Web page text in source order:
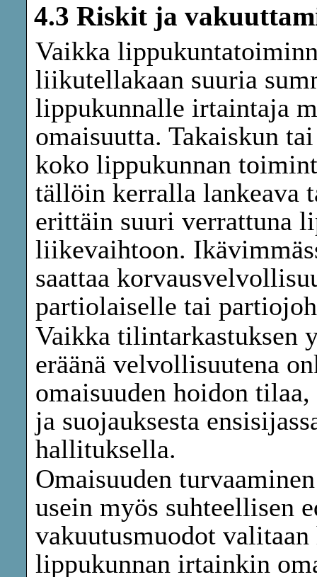
4.3 Riskit ja
Vaikka
liikutellakaan suuria
lippukunnalle irtaintaja
omaisuutta. Takaiskun
koko lippukunnan
tällöin kerralla lankeava
erittäin suuri verrattuna
liikevaihtoon.
saattaa
partiolaiselle tai
Vaikka tilintarkastuksen
eräänä velvollisuutena
omaisuuden hoidon
ja suojauksesta
hallituksella.
Omaisuuden
usein myös suhteellisen
vakuutusmuodot
lippukunnan irtainkin